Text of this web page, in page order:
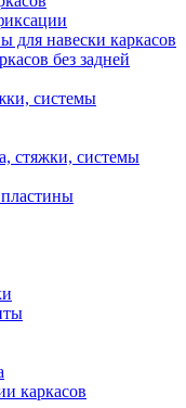
навески каркасов
без задней
системы
стяжки, системы
каркасов